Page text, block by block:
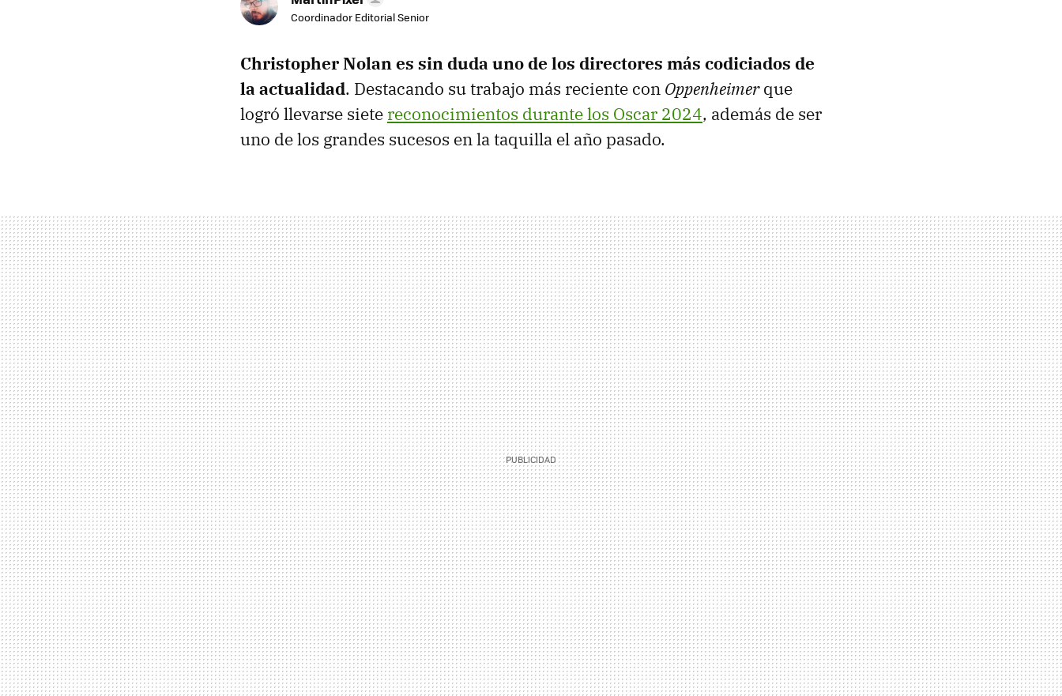
Coordinador Editorial Senior
Christopher Nolan es sin duda uno de los directores más codiciados de
la actualidad. Destacando su trabajo más reciente con Oppenheimerque
logró llevarse siete reconocimientos durante los Oscar 2024, además de ser
uno de los grandes sucesos en la taquilla el año pasado.